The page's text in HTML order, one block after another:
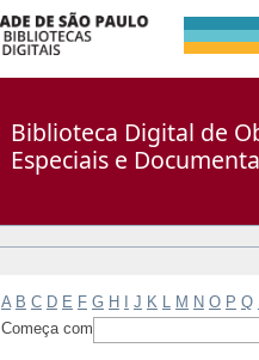
Biblioteca Digital de
Especiais e
A B C D E F G H J K M N O P Q
Começa com